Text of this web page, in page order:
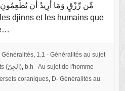
مِّن رِّزْقٍ وَمَا أُرِيدُ أَن يُطْعِمُونِ
Généralités, 1.1 - Généralités au sujet
b.f - Au sujet des esprits (الجِنّ), b.h - Au sujet de l'homme
coraniques, D- Généralités au